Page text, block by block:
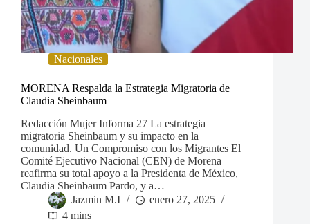
Nacionales
MORENA Respalda la Estrategia Migratoria de
Claudia Sheinbaum
Redacción Mujer Informa 27 La estrategia
migratoria Sheinbaum y su impacto en la
comunidad. Un Compromiso con los Migrantes El
Comité Ejecutivo Nacional (CEN) de Morena
reafirma su total apoyo a la Presidenta de México,
Claudia Sheinbaum Pardo, y a…
Jazmin M.I
enero 27, 2025
4 mins